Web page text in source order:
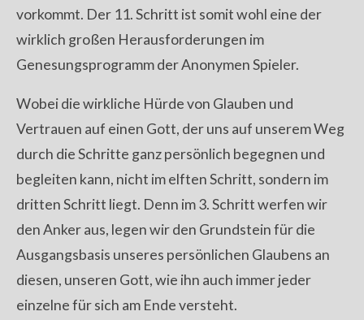
vorkommt. Der 11. Schritt ist somit wohl eine der
wirklich großen Herausforderungen im
Genesungsprogramm der Anonymen Spieler.
Wobei die wirkliche Hürde von Glauben und
Vertrauen auf einen Gott, der uns auf unserem Weg
durch die Schritte ganz persönlich begegnen und
begleiten kann, nicht im elften Schritt, sondern im
dritten Schritt liegt. Denn im 3. Schritt werfen wir
den Anker aus, legen wir den Grundstein für die
Ausgangsbasis unseres persönlichen Glaubens an
diesen, unseren Gott, wie ihn auch immer jeder
einzelne für sich am Ende versteht.